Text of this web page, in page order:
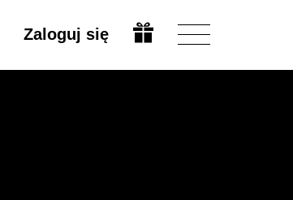
Zaloguj się